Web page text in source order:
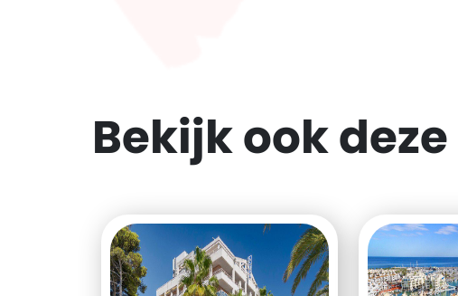
Bekijk ook deze